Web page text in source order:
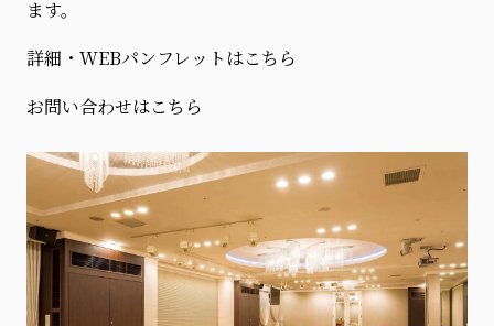
ます。
詳細・WEBパンフレットはこちら
お問い合わせはこちら